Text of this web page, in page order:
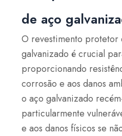
de aço
O revestimento protetor
galvanizado é crucial
proporcionando
corrosão e aos danos
o aço galvanizado
particularmente
e aos danos físicos se